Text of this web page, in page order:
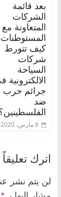
بعد قائمة
الشركات
المتعاونة مع
كيف تتورط
شركات
السياحة
الالكترونية
جرائم حرب
ضد
8 مارس، 2020
اترك تعليقاً
لن يتم نشر